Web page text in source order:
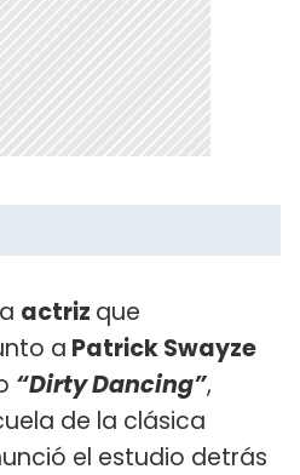
actriz que
a Patrick Swayze
“Dirty Dancing”,
de la clásica
el estudio detrás